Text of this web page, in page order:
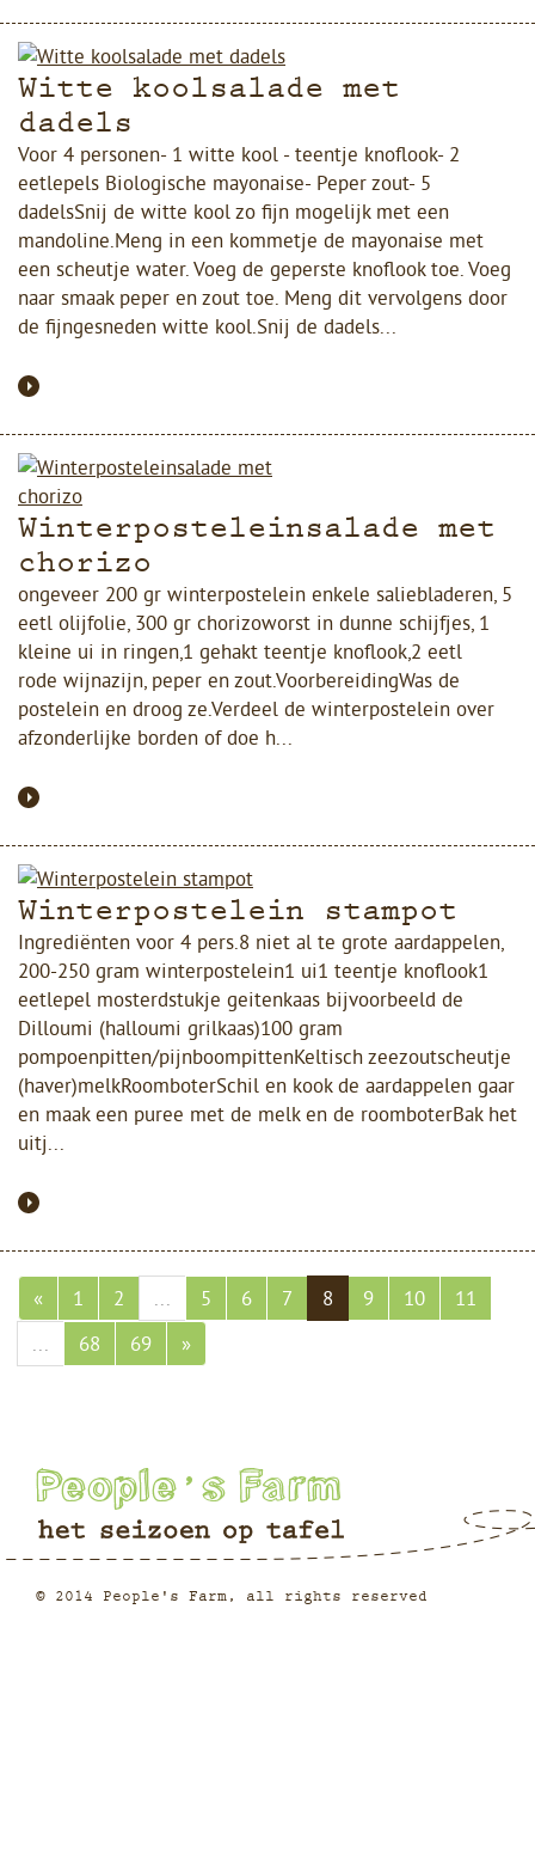
Witte koolsalade met
dadels
Voor 4 personen- 1 witte kool - teentje knoflook- 2
eetlepels Biologische mayonaise- Peper zout- 5
dadelsSnij de witte kool zo fijn mogelijk met een
mandoline.Meng in een kommetje de mayonaise met
een scheutje water. Voeg de geperste knoflook toe. Voeg
naar smaak peper en zout toe. Meng dit vervolgens door
de fijngesneden witte kool.Snij de dadels...
Winterposteleinsalade met
chorizo
ongeveer 200 gr winterpostelein enkele saliebladeren, 5
eetl olijfolie, 300 gr chorizoworst in dunne schijfjes, 1
kleine ui in ringen,1 gehakt teentje knoflook,2 eetl
rode wijnazijn, peper en zout.VoorbereidingWas de
postelein en droog ze.Verdeel de winterpostelein over
afzonderlijke borden of doe h...
Winterpostelein stampot
Ingrediënten voor 4 pers.8 niet al te grote aardappelen,
200-250 gram winterpostelein1 ui1 teentje knoflook1
eetlepel mosterdstukje geitenkaas bijvoorbeeld de
Dilloumi (halloumi grilkaas)100 gram
pompoenpitten/pijnboompittenKeltisch zeezoutscheutje
(haver)melkRoomboterSchil en kook de aardappelen gaar
en maak een puree met de melk en de roomboterBak het
uitj...
« 1 2 ... 5 6 7 8 9 10
11
...
68 69 »
© 2014 People's Farm, all rights reserved